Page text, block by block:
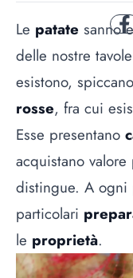
Le patate sanno
delle nostre
esistono,
rosse, fra cui
Esse presentano
acquistano
distingue. A ogni
particolari
le proprietà.